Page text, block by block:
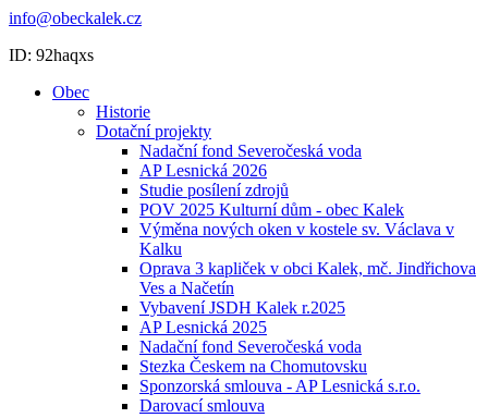
info@obeckalek.cz
ID: 92haqxs
Obec
Historie
Dotační projekty
Nadační fond Severočeská voda
AP Lesnická 2026
Studie posílení zdrojů
POV 2025 Kulturní dům - obec Kalek
Výměna nových oken v kostele sv. Václava v
Kalku
Oprava 3 kapliček v obci Kalek, mč. Jindřichova
Ves a Načetín
Vybavení JSDH Kalek r.2025
AP Lesnická 2025
Nadační fond Severočeská voda
Stezka Českem na Chomutovsku
Sponzorská smlouva - AP Lesnická s.r.o.
Darovací smlouva